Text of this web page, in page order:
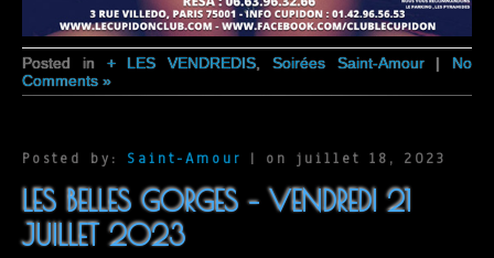
Posted in + LES VENDREDIS Soirées Saint-Amour| No
Comments »
Posted by: Saint-Amour | on juillet 18, 2023
LES BELLES GORGES – VENDREDI 21
JUILLET 2023